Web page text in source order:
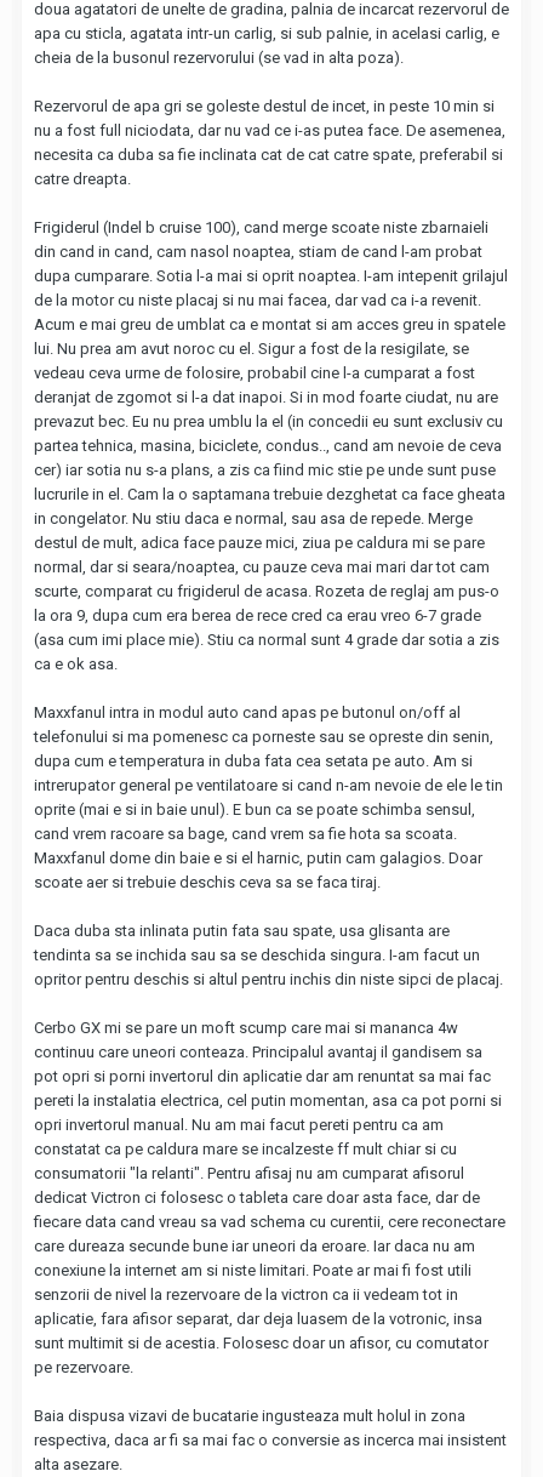
doua agatatori de unelte de gradina, palnia de incarcat rezervorul de
apa cu sticla, agatata intr-un carlig, si sub palnie, in acelasi carlig, e
cheia de la busonul rezervorului (se vad in alta poza).
Rezervorul de apa gri se goleste destul de incet, in peste 10 min si
nu a fost full niciodata, dar nu vad ce i-as putea face. De asemenea,
necesita ca duba sa fie inclinata cat de cat catre spate, preferabil si
catre dreapta.
Frigiderul (Indel b cruise 100), cand merge scoate niste zbarnaieli
din cand in cand, cam nasol noaptea, stiam de cand l-am probat
dupa cumparare. Sotia l-a mai si oprit noaptea. I-am intepenit grilajul
de la motor cu niste placaj si nu mai facea, dar vad ca i-a revenit.
Acum e mai greu de umblat ca e montat si am acces greu in spatele
lui. Nu prea am avut noroc cu el. Sigur a fost de la resigilate, se
vedeau ceva urme de folosire, probabil cine l-a cumparat a fost
deranjat de zgomot si l-a dat inapoi. Si in mod foarte ciudat, nu are
prevazut bec. Eu nu prea umblu la el (in concedii eu sunt exclusiv cu
partea tehnica, masina, biciclete, condus.., cand am nevoie de ceva
cer) iar sotia nu s-a plans, a zis ca fiind mic stie pe unde sunt puse
lucrurile in el. Cam la o saptamana trebuie dezghetat ca face gheata
in congelator. Nu stiu daca e normal, sau asa de repede. Merge
destul de mult, adica face pauze mici, ziua pe caldura mi se pare
normal, dar si seara/noaptea, cu pauze ceva mai mari dar tot cam
scurte, comparat cu frigiderul de acasa. Rozeta de reglaj am pus-o
la ora 9, dupa cum era berea de rece cred ca erau vreo 6-7 grade
(asa cum imi place mie). Stiu ca normal sunt 4 grade dar sotia a zis
ca e ok asa.
Maxxfanul intra in modul auto cand apas pe butonul on/off al
telefonului si ma pomenesc ca porneste sau se opreste din senin,
dupa cum e temperatura in duba fata cea setata pe auto. Am si
intrerupator general pe ventilatoare si cand n-am nevoie de ele le tin
oprite (mai e si in baie unul). E bun ca se poate schimba sensul,
cand vrem racoare sa bage, cand vrem sa fie hota sa scoata.
Maxxfanul dome din baie e si el harnic, putin cam galagios. Doar
scoate aer si trebuie deschis ceva sa se faca tiraj.
Daca duba sta inlinata putin fata sau spate, usa glisanta are
tendinta sa se inchida sau sa se deschida singura. I-am facut un
opritor pentru deschis si altul pentru inchis din niste sipci de placaj.
Cerbo GX mi se pare un moft scump care mai si mananca 4w
continuu care uneori conteaza. Principalul avantaj il gandisem sa
pot opri si porni invertorul din aplicatie dar am renuntat sa mai fac
pereti la instalatia electrica, cel putin momentan, asa ca pot porni si
opri invertorul manual. Nu am mai facut pereti pentru ca am
constatat ca pe caldura mare se incalzeste ff mult chiar si cu
consumatorii "la relanti". Pentru afisaj nu am cumparat afisorul
dedicat Victron ci folosesc o tableta care doar asta face, dar de
fiecare data cand vreau sa vad schema cu curentii, cere reconectare
care dureaza secunde bune iar uneori da eroare. Iar daca nu am
conexiune la internet am si niste limitari. Poate ar mai fi fost utili
senzorii de nivel la rezervoare de la victron ca ii vedeam tot in
aplicatie, fara afisor separat, dar deja luasem de la votronic, insa
sunt multimit si de acestia. Folosesc doar un afisor, cu comutator
pe rezervoare.
Baia dispusa vizavi de bucatarie ingusteaza mult holul in zona
respectiva, daca ar fi sa mai fac o conversie as incerca mai insistent
alta asezare.